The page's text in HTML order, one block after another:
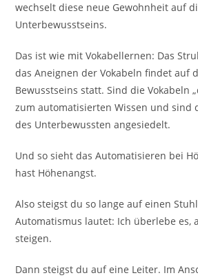
wechselt diese neue Gewohnheit auf
Unterbewusstseins.
Das ist wie mit Vokabellernen: Das
das Aneignen der Vokabeln findet auf
Bewusstseins statt. Sind die Vokabeln
zum automatisierten Wissen und sind
des Unterbewussten angesiedelt.
Und so sieht das Automatisieren bei
hast Höhenangst.
Also steigst du so lange auf einen
Automatismus lautet: Ich überlebe es,
steigen.
Dann steigst du auf eine Leiter. Im